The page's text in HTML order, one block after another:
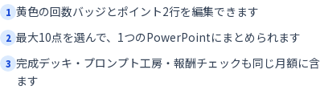
1 黄色の回数バッジとポイント2行を編集できます
2 最大10点を選んで、1つのPowerPointにまとめられます
3 完成デッキ・プロンプト工房・報酬チェックも同じ月額に
ます